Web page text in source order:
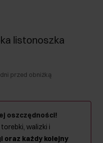
listonoszka
przed obniżką
oszczędności!
walizki i
oraz każdy kolejny